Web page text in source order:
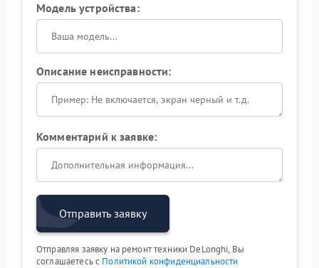
Модель устройства:
Описание неисправности:
Комментарий к заявке:
Отправить заявку
Отправляя заявку на ремонт техники DeLonghi, Вы
соглашаетесь с Политикой конфиденциальности